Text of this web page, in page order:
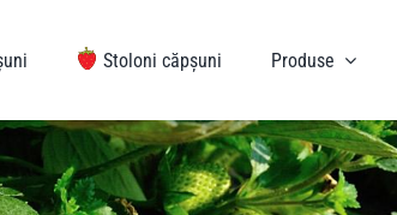
Stoloni căpșuni Produse